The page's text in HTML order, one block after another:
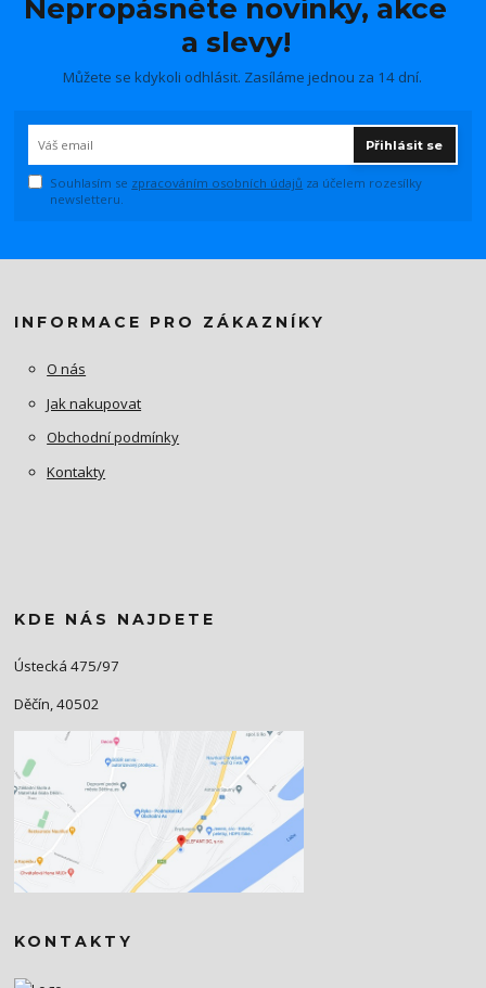
Nepropásněte novinky, akce
a slevy!
Můžete se kdykoli odhlásit. Zasíláme jednou za 14 dní.
Přihlásit se
Souhlasím se zpracováním osobních údajů za účelem rozesílky
newsletteru.
INFORMACE PRO ZÁKAZNÍKY
O nás
Jak nakupovat
Obchodní podmínky
Kontakty
KDE NÁS NAJDETE
Ústecká 475/97
Děčín, 40502
KONTAKTY